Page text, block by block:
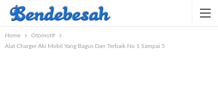
Home
Otomotif
Alat Charger Aki Mobil Yang Bagus Dan Terbaik No 1 Sampai 5